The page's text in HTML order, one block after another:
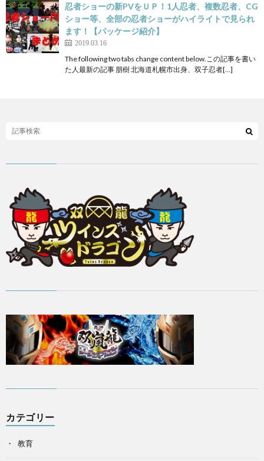
忍者ショーの新PVをＵＰ！1人忍者、複数忍者、CG
ショー等、全部の忍者ショーがハイライトで見られ
ます！【パッケージ紹介】
2019.03.16
The following two tabs change content below.この記事を書い
た人最新の記事 朋樹 北海道札幌市出身、双子忍者[…]
カテゴリー
教育